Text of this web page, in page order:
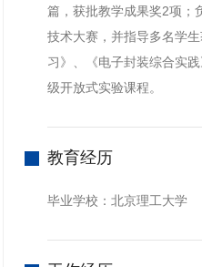
篇，获批教学成果奖2项；
技术大赛，并指导多名学
习》、《电子封装综合实
级开放式实验课程。
教育经历
毕业学校：北京理工大学